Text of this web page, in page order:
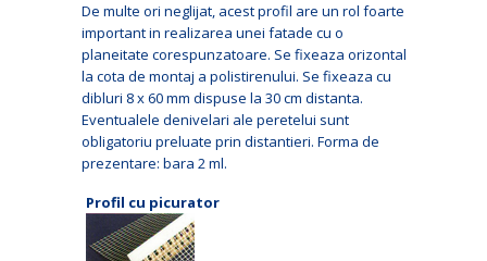
De multe ori neglijat, acest profil are un rol foarte
important in realizarea unei fatade cu o
planeitate corespunzatoare. Se fixeaza orizontal
la cota de montaj a polistirenului. Se fixeaza cu
dibluri 8 x 60 mm dispuse la 30 cm distanta.
Eventualele denivelari ale peretelui sunt
obligatoriu preluate prin distantieri. Forma de
prezentare: bara 2 ml.
Profil cu picurator